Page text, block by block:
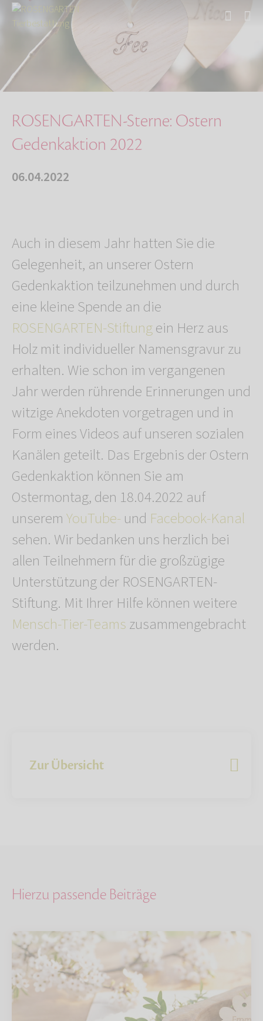
Über uns
ROSENGARTEN-Sterne: Ostern Gedenkaktion 2022
ROSENGARTEN-Sterne: Ostern
Gedenkaktion 2022
06.04.2022
Auch in diesem Jahr hatten Sie die
Gelegenheit, an unserer Ostern
Gedenkaktion teilzunehmen und durch
eine kleine Spende an die
ROSENGARTEN-Stiftungein Herz aus
Holz mit individueller Namensgravur zu
erhalten. Wie schon im vergangenen
Jahr werden rührende Erinnerungen und
witzige Anekdoten vorgetragen und in
Form eines Videos auf unseren sozialen
Kanälen geteilt. Das Ergebnis der Ostern
Gedenkaktion können Sie am
Ostermontag, den 18.04.2022 auf
unseremYouTube-und Facebook-Kanal
sehen. Wir bedanken uns herzlich bei
allen Teilnehmern für die großzügige
Unterstützung der ROSENGARTEN-
Stiftung. Mit Ihrer Hilfe können weitere
Mensch-Tier-Teamszusammengebracht
werden.
Zur Übersicht
Hierzu passende Beiträge